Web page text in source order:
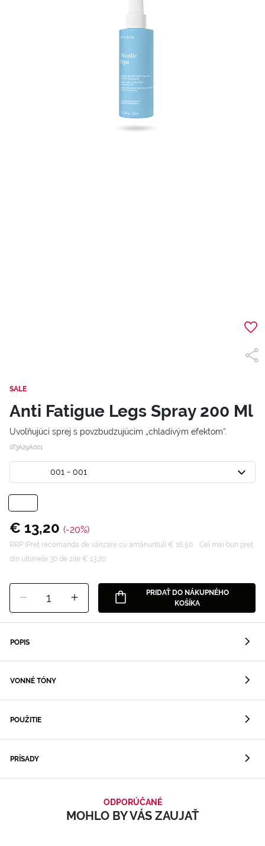
SALE
Anti Fatigue Legs Spray 200 Ml
Uvoľňujúci sprej s povzbudzujúcim „chladivým efektom“.
0T3A29A001
001 - 001
€ 13,20 (-20%)
RRP (Preț recomanda de vânzare cu amănuntul) € 16,50
Cel mai bun preț
din ultimele 30 de zile € 13,20
1
PRIDAŤ DO NÁKUPNÉHO
KOŠÍKA
POPIS
VONNÉ TÓNY
POUŽITIE
PRÍSADY
ODPORÚČANÉ
MOHLO BY VÁS ZAUJAŤ